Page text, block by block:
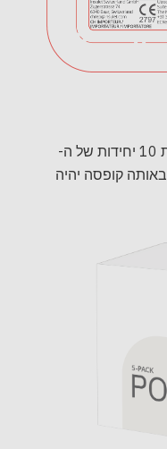
מיקום מספר האצווה בצד קופסת 10 יחידות של ה-
Pod (שימו לב שלכל יחידת Pod באותה קופסה יהיה